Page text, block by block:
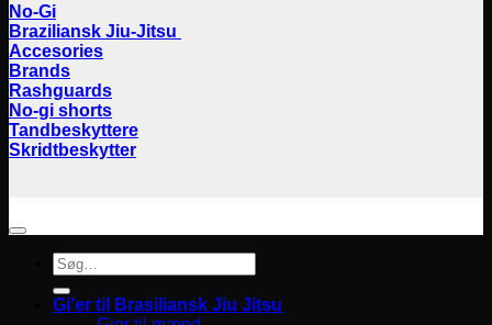
No-Gi
Braziliansk Jiu-Jitsu
Accesories
Brands
Rashguards
No-gi shorts
Tandbeskyttere
Skridtbeskytter
Søg
efter:
Gi’er til Brasiliansk Jiu Jitsu